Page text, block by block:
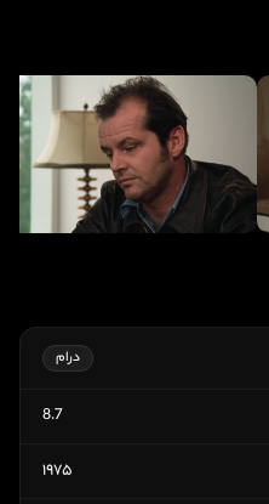
درام
8.7
۱۹۷۵